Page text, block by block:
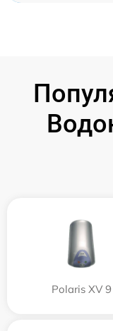
Polaris XV 9